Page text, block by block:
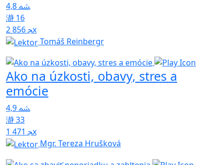
4,8
16
2 856x
Tomáš Reinbergr
Ako na úzkosti, obavy, stres a
emócie
4,9
33
1 471x
Mgr. Tereza Hrušková